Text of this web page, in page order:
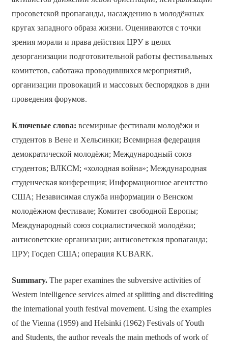
просоветской пропаганды, насаждению в молодёжных
кругах западного образа жизни. Оцениваются с точки
зрения морали и права действия ЦРУ в целях
дезорганизации подготовительной работы фестивальных
комитетов, саботажа проводившихся мероприятий,
организации провокаций и массовых беспорядков в дни
проведения форумов.
Ключевые слова: всемирные фестивали молодёжи и
студентов в Вене и Хельсинки; Всемирная федерация
демократической молодёжи; Международный союз
студентов; ВЛКСМ; «холодная война»; Международная
студенческая конференция; Информационное агентство
США; Независимая служба информации о Венском
молодёжном фестивале; Комитет свободной Европы;
Международный союз социалистической молодёжи;
антисоветские организации; антисоветская пропаганда;
ЦРУ; Госдеп США; операция KUBARK.
Summary.The paper examines the subversive activities of
Western intelligence services aimed at splitting and discrediting
the international youth festival movement. Using the examples
of the Vienna (1959) and Helsinki (1962) Festivals of Youth
and Students, the author reveals the main methods of work of